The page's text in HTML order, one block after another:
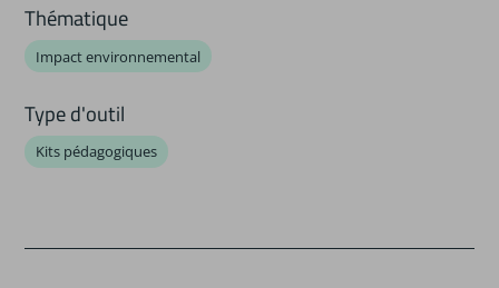
Thématique
Impact environnemental
Type d'outil
Kits pédagogiques